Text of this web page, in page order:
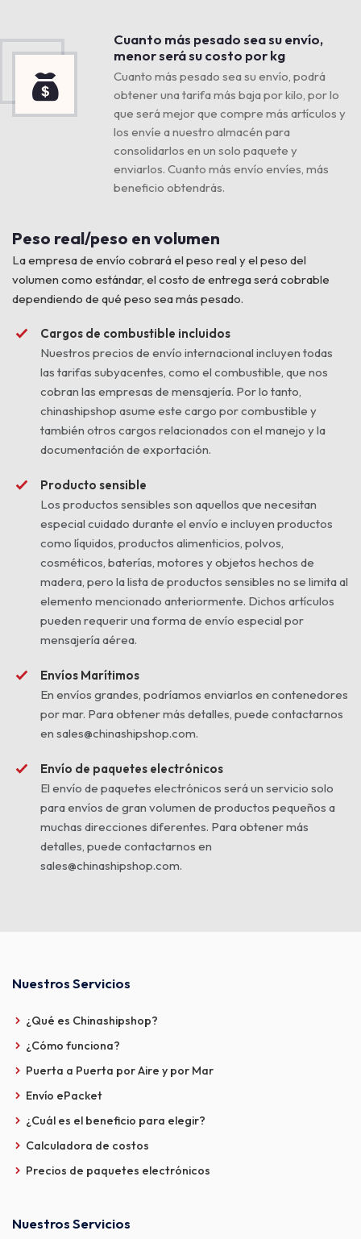
Cuanto más pesado sea su envío,
menor será su costo por kg
Cuanto más pesado sea su envío, podrá
obtener una tarifa más baja por kilo, por lo
que será mejor que compre más artículos y
los envíe a nuestro almacén para
consolidarlos en un solo paquete y
enviarlos. Cuanto más envío envíes, más
beneficio obtendrás.
Peso real/peso en volumen
La empresa de envío cobrará el peso real y el peso del
volumen como estándar, el costo de entrega será cobrable
dependiendo de qué peso sea más pesado.
Cargos de combustible incluidos
Nuestros precios de envío internacional incluyen todas
las tarifas subyacentes, como el combustible, que nos
cobran las empresas de mensajería. Por lo tanto,
chinashipshop asume este cargo por combustible y
también otros cargos relacionados con el manejo y la
documentación de exportación.
Producto sensible
Los productos sensibles son aquellos que necesitan
especial cuidado durante el envío e incluyen productos
como líquidos, productos alimenticios, polvos,
cosméticos, baterías, motores y objetos hechos de
madera, pero la lista de productos sensibles no se limita al
elemento mencionado anteriormente. Dichos artículos
pueden requerir una forma de envío especial por
mensajería aérea.
Envíos Marítimos
En envíos grandes, podríamos enviarlos en contenedores
por mar. Para obtener más detalles, puede contactarnos
en sales@chinashipshop.com.
Envío de paquetes electrónicos
El envío de paquetes electrónicos será un servicio solo
para envíos de gran volumen de productos pequeños a
muchas direcciones diferentes. Para obtener más
detalles, puede contactarnos en
sales@chinashipshop.com.
Nuestros Servicios
¿Qué es Chinashipshop?
¿Cómo funciona?
Puerta a Puerta por Aire y por Mar
Envío ePacket
¿Cuál es el beneficio para elegir?
Calculadora de costos
Precios de paquetes electrónicos
Nuestros Servicios